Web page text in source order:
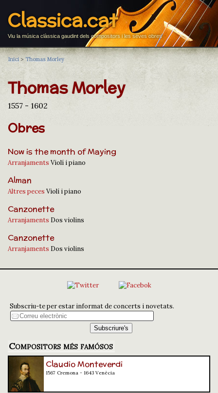
Classica.cat
Viu la música clàssica gaudint dels compositors i les seves obres
Inici > Thomas Morley
Thomas Morley
1557 - 1602
Obres
Now is the month of Maying
Arranjaments Violí i piano
Alman
Altres peces Violí i piano
Canzonette
Arranjaments Dos violins
Canzonette
Arranjaments Dos violins
Subscriu-te per estar informat de concerts i novetats.
Compositors més famósos
Claudio Monteverdi
1567 Cremona - 1643 Venècia